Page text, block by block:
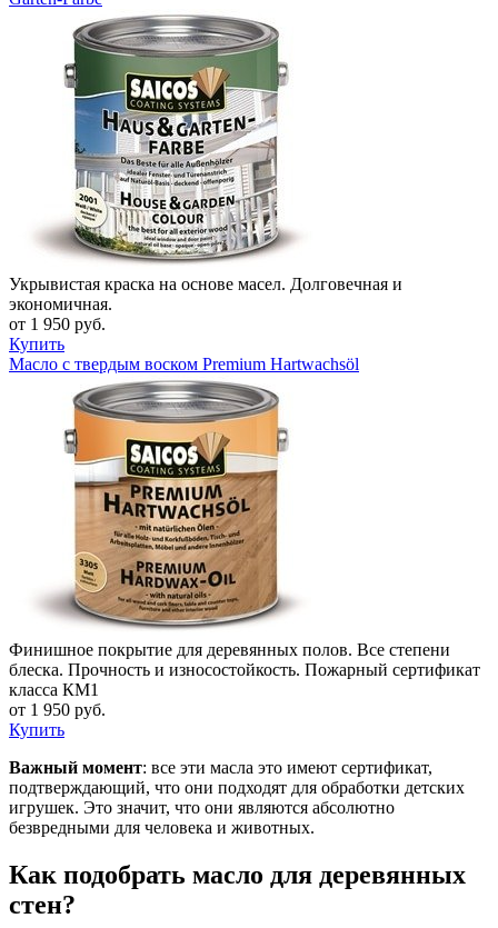
Укрывистая краска на основе масел. Долговечная и
экономичная.
от 1 950 руб.
Купить
Масло с твердым воском Premium Hartwachsöl
Финишное покрытие для деревянных полов. Все степени
блеска. Прочность и износостойкость. Пожарный сертификат
класса КМ1
от 1 950 руб.
Купить
Важный момент: все эти масла это имеют сертификат,
подтверждающий, что они подходят для обработки детских
игрушек. Это значит, что они являются абсолютно
безвредными для человека и животных.
Как подобрать масло для деревянных
стен?